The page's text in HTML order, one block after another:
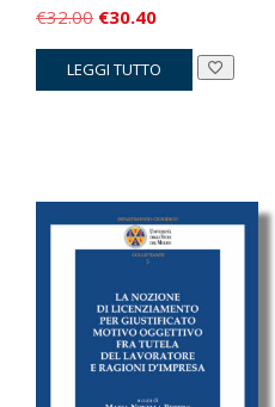
€32.00 Il
prezzo
originale
€30.40Il
prezzo
attuale
LEGGI TUTTO